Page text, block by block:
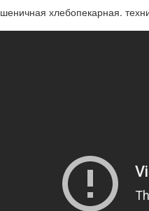
хлебопекарная.